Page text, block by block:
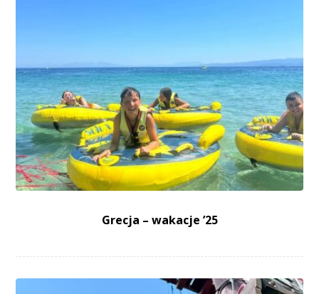
Grecja – wakacje ’25